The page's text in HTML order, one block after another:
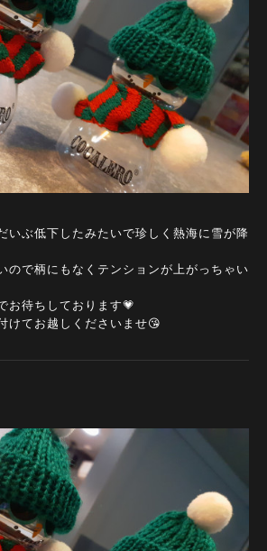
いぶ低下したみたいで珍しく熱海に雪が降
ので柄にもなくテンションが上がっちゃい
お待ちしております💗
けてお越しくださいませ😘